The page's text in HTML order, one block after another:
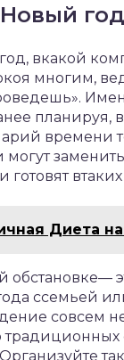
вкакой
многим,
планируя,
времени
Диета
ссемьей
совсем